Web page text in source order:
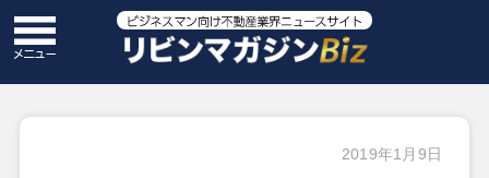
2019年1月9日